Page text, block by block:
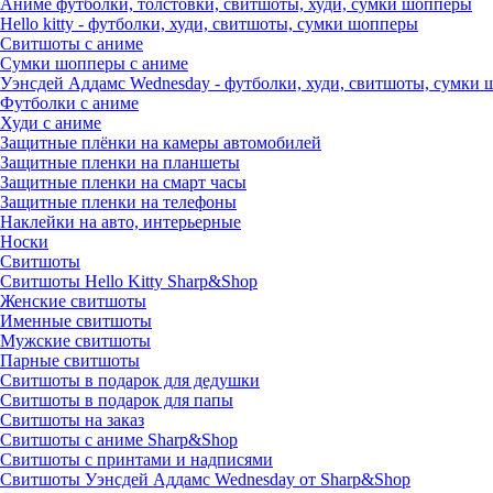
Аниме футболки, толстовки, свитшоты, худи, сумки шопперы
Hello kitty - футболки, худи, свитшоты, сумки шопперы
Свитшоты с аниме
Сумки шопперы с аниме
Уэнсдей Аддамс Wednesday - футболки, худи, свитшоты, сумки
Футболки с аниме
Худи с аниме
Защитные плёнки на камеры автомобилей
Защитные пленки на планшеты
Защитные пленки на смарт часы
Защитные пленки на телефоны
Наклейки на авто, интерьерные
Носки
Свитшоты
Cвитшоты Hello Kitty Sharp&Shop
Женские свитшоты
Именные свитшоты
Мужские свитшоты
Парные свитшоты
Свитшоты в подарок для дедушки
Свитшоты в подарок для папы
Свитшоты на заказ
Свитшоты с аниме Sharp&Shop
Свитшоты с принтами и надписями
Свитшоты Уэнсдей Аддамс Wednesday от Sharp&Shop